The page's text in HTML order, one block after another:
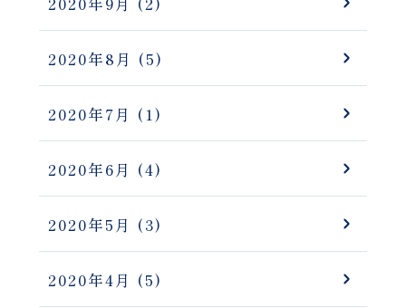
2020年8月 (5)
2020年7月 (1)
2020年6月 (4)
2020年5月 (3)
2020年4月 (5)